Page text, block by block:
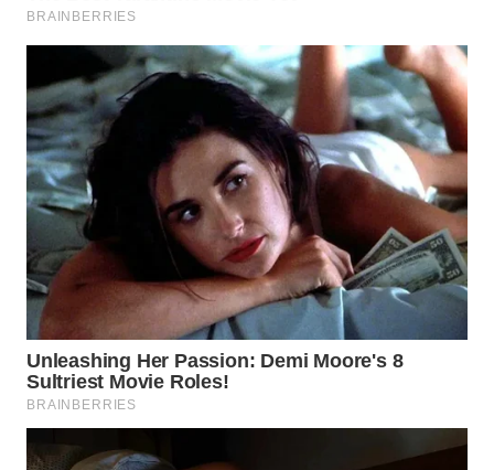
WN
INDRAMAYU
WN
KUNINGAN
WN
MAJALENGKA
WN
SUBANG
WN
SUKABUMI
WN
PURWAKARTA